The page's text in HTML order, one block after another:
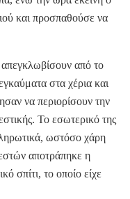
και προσπαθούσε να
από το
στα χέρια και
να περιορίσουν την
Το εσωτερικό της
ωστόσο χάρη
αποτράπηκε η
σπίτι, το οποίο είχε